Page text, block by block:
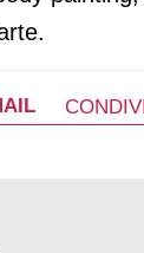
Auchan. Nel